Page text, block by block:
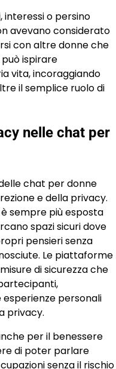
interessi o persino
avevano considerato
con altre donne che
ispirare
vita, incoraggiando
il semplice ruolo di
nelle chat per
chat per donne
e della privacy.
sempre più esposta
spazi sicuri dove
pensieri senza
Le piattaforme
di sicurezza che
personali
privacy.
per il benessere
di poter parlare
senza il rischio